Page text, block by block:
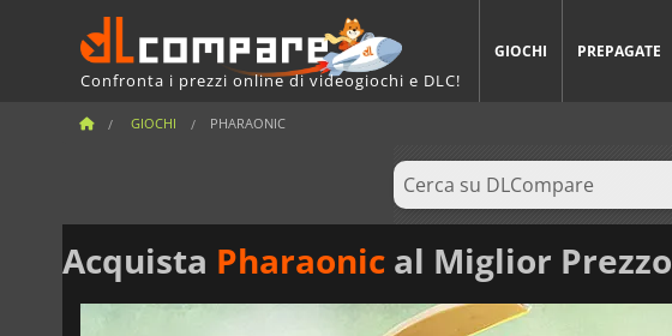
Confronta i prezzi online di videogiochi e DLC!
GIOCHI PREPAGATE
GIOCHI PHARAONIC
Acquista Pharaonic al Miglior Prezzo